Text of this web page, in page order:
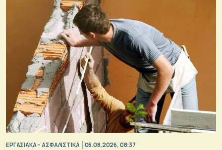
ΕΡΓΑΣΙΑΚΑ – ΑΣΦΑΛΙΣΤΙΚΑ 06.08.2026, 08:37